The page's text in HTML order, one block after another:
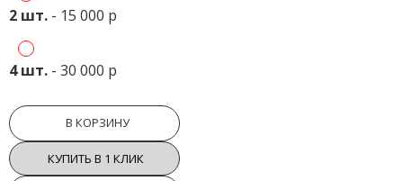
2 шт. - 15 000 р
4 шт. - 30 000 р
В КОРЗИНУ
КУПИТЬ В 1 КЛИК